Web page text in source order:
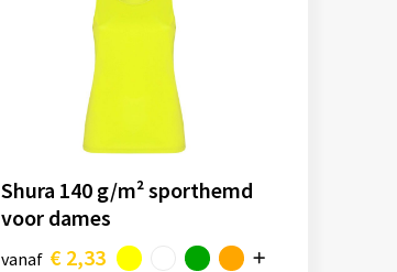
Shura 140 g/m² sporthemd
voor dames
vanaf € 2,33